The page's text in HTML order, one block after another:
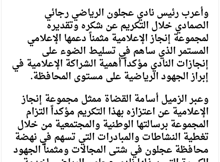
القاضي محمود أحمد فريحات.. مبارك ومزيدا من التوفيق
وأعرب رئيس نادي عجلون الرياضي رجائي
الصمادي خلال التكريم عن شكره وتقديره
لمجموعة إنجاز الإعلامية مثمناً دعمها الإعلامي
المستمر الذي ساهم في تسليط الضوء على
إنجازات النادي مؤكداً أهمية الشراكة الإعلامية في
إبراز الجهود الرياضية على مستوى المحافظة.
وعبر الزميل أسامة القضاة ممثل مجموعة إنجاز
الإعلامية عن اعتزازه بهذا التكريم مؤكداً التزام
المجموعة برسالتها الوطنية والمجتمعية من خلال
تغطية النشاطات والمبادرات التي تسهم في نهضة
محافظة عجلون في شتى المجالات ومثمناً الجهود